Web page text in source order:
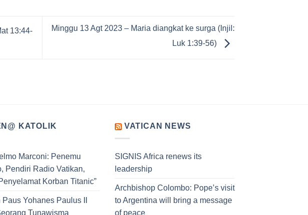
13:44-
Minggu 13 Agt 2023 – Maria diangkat ke surga (Injil:
Luk 1:39-56)
KATOLIK
Marconi: Penemu
Pendiri Radio Vatikan,
Korban Titanic”
Paus Yohanes Paulus II
Tunawisma
VATICAN NEWS
SIGNIS Africa renews its
leadership
Archbishop Colombo: Pope’s visit
to Argentina will bring a message
of peace